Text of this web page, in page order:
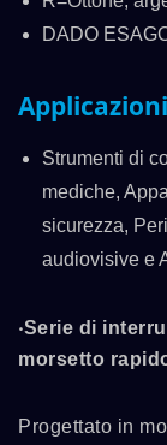
DADO
Applicazioni
Strumenti di
mediche,
sicurezza,
audiovisive e
‧Serie di
morsetto
Progettato in